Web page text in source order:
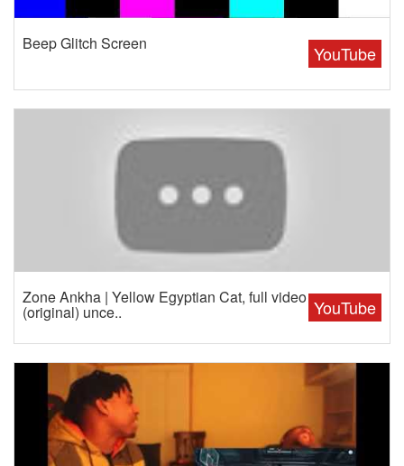
YouTube
Beep Glitch Screen
YouTube
Zone Ankha | Yellow Egyptian Cat, full video
(original) unce..